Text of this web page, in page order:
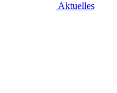
Aktuelles